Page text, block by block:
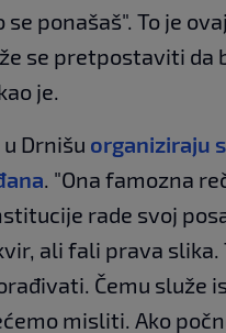
se ponašaš". To je
se pretpostaviti da
je.
Drnišu organiziraju
. "Ona famozna
rade svoj
ali fali prava slika.
Čemu služe
misliti. Ako